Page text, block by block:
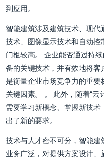
到应用。
智能建筑涉及建筑技术、现
技术、图像显示技术和自动
门槛较高。 企业能否通过持
备的关键技术，并有效地将客
是衡量企业市场竞争力的重
关键因素。 。 此外，随着“云
需要学习新概念、掌握新技
出了新的要求。
技术与人才密不可分，智能建
业务广泛，对提供方案设计、